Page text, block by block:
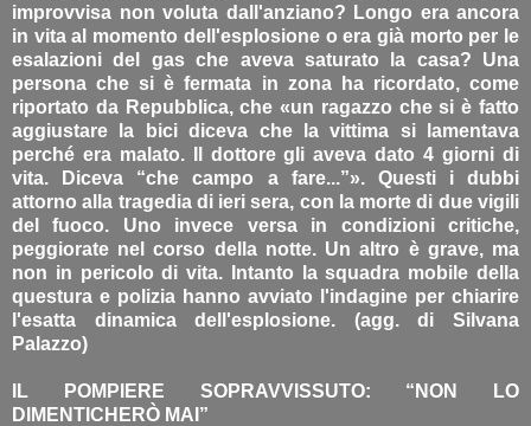
improvvisa non voluta dall'anziano? Longo era ancora
in vita al momento dell'esplosione o era già morto per le
esalazioni del gas che aveva saturato la casa? Una
persona che si è fermata in zona ha ricordato, come
riportato da Repubblica, che «un ragazzo che si è fatto
aggiustare la bici diceva che la vittima si lamentava
perché era malato. Il dottore gli aveva dato 4 giorni di
vita. Diceva “che campo a fare...”». Questi i dubbi
attorno alla tragedia di ieri sera, con la morte di due vigili
del fuoco. Uno invece versa in condizioni critiche,
peggiorate nel corso della notte. Un altro è grave, ma
non in pericolo di vita. Intanto la squadra mobile della
questura e polizia hanno avviato l'indagine per chiarire
l'esatta dinamica dell'esplosione. (agg. di Silvana
Palazzo)
IL POMPIERE SOPRAVVISSUTO: “NON LO
DIMENTICHERÒ MAI”